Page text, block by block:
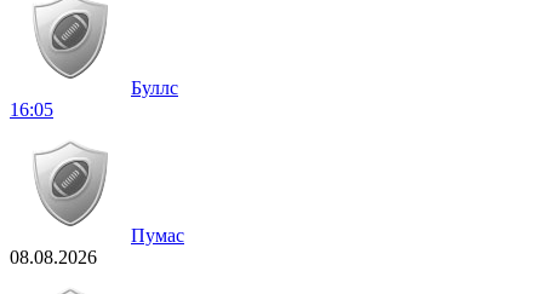
Буллс
16:05
Пумас
08.08.2026